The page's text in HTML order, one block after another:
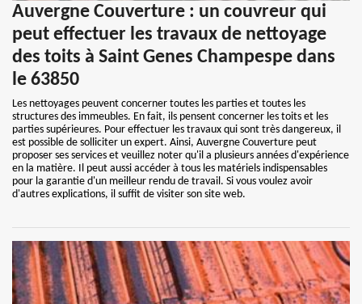
Auvergne Couverture : un couvreur qui
peut effectuer les travaux de nettoyage
des toits à Saint Genes Champespe dans
le 63850
Les nettoyages peuvent concerner toutes les parties et toutes les
structures des immeubles. En fait, ils pensent concerner les toits et les
parties supérieures. Pour effectuer les travaux qui sont très dangereux, il
est possible de solliciter un expert. Ainsi, Auvergne Couverture peut
proposer ses services et veuillez noter qu'il a plusieurs années d'expérience
en la matière. Il peut aussi accéder à tous les matériels indispensables
pour la garantie d'un meilleur rendu de travail. Si vous voulez avoir
d'autres explications, il suffit de visiter son site web.